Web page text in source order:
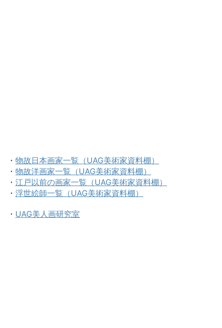
・ 物故日本画家一覧（UAG美術家資料棚）
・ 物故洋画家一覧（UAG美術家資料棚）
・ 江戸以前の画家一覧（UAG美術家資料棚）
・ 浮世絵師一覧（UAG美術家資料棚）
・ UAG美人画研究室